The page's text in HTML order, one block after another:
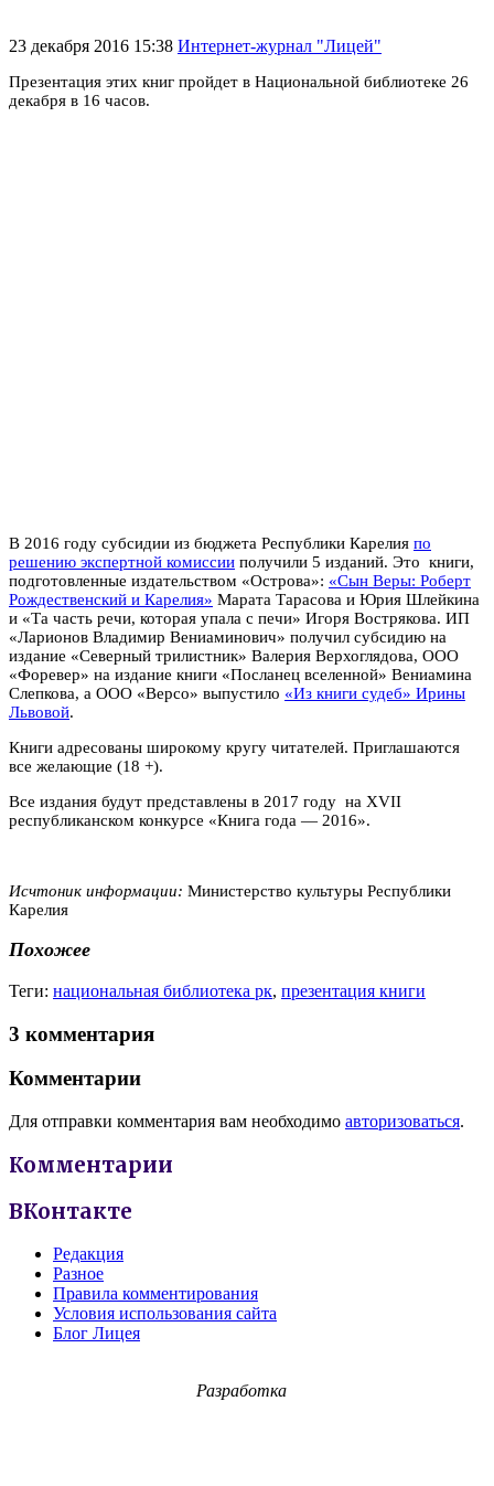
23 декабря 2016 15:38 Интернет-журнал "Лицей"
Презентация этих книг пройдет в Национальной библиотеке 26
декабря в 16 часов.
В 2016 году субсидии из бюджета Республики Карелия по
решению экспертной комиссии получили 5 изданий. Это книги,
подготовленные издательством «Острова»: «Сын Веры: Роберт
Рождественский и Карелия» Марата Тарасова и Юрия Шлейкина
и «Та часть речи, которая упала с печи» Игоря Вострякова. ИП
«Ларионов Владимир Вениаминович» получил субсидию на
издание «Северный трилистник» Валерия Верхоглядова, ООО
«Форевер» на издание книги «Посланец вселенной» Вениамина
Слепкова, а ООО «Версо» выпустило «Из книги судеб» Ирины
Львовой.
Книги адресованы широкому кругу читателей. Приглашаются
все желающие (18 +).
Все издания будут представлены в 2017 году на XVII
республиканском конкурсе «Книга года — 2016».
Исчтоник информации: Министерство культуры Республики
Карелия
Похожее
Теги: национальная библиотека рк, презентация книги
3 комментария
Комментарии
Для отправки комментария вам необходимо авторизоваться.
Комментарии
ВКонтакте
Редакция
Разное
Правила комментирования
Условия использования сайта
Блог Лицея
Разработка